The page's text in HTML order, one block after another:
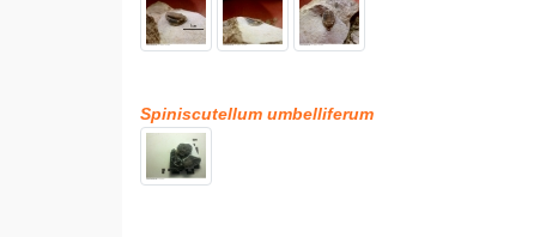
Spiniscutellum umbelliferum